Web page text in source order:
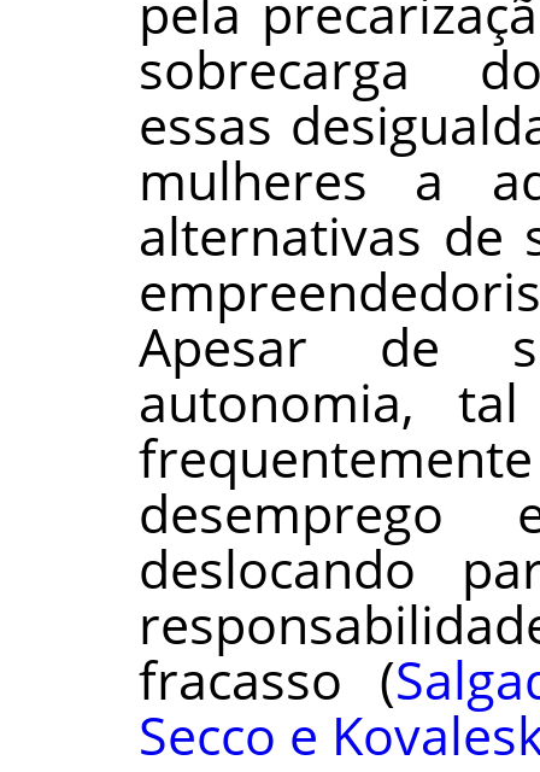
sobrecarga
essas
mulheres a
alternativas de
Apesar de
autonomia, tal
desemprego
deslocando
fracasso (
Secco e